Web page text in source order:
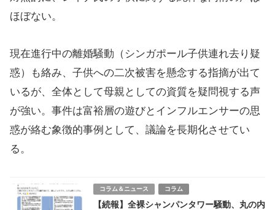
ほぼない。
現在進行中の離婚騒動（シンガポール子供連れ去り疑
惑）も絡み、子供への二次被害を懸念する指摘が出て
いるが、全体として母親としての資質を疑問視する声
が強い。事件は富裕層の遊びとインフルエンサーの思
惑が絡む象徴的事例として、議論を長期化させてい
る。
コラム＆ニュース コラム
【続報】全裸シャンパンタワー騒動、丸の内